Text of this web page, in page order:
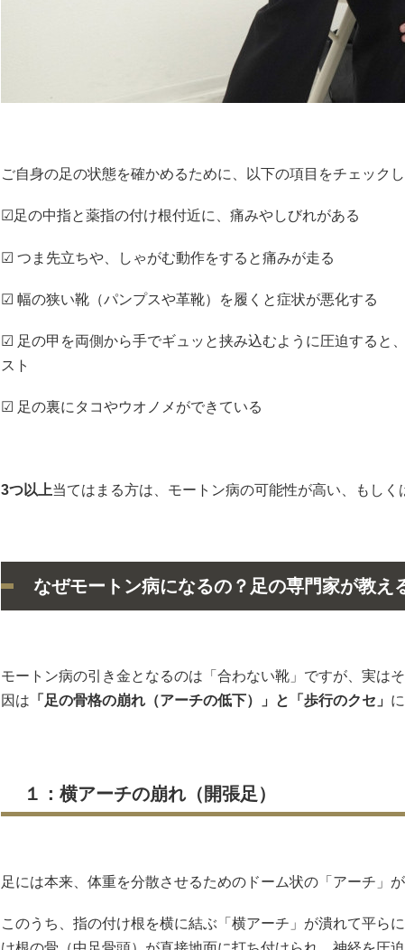
ご自身の足の状態を確かめるために、以下の項目をチェック
☑︎足の中指と薬指の付け根付近に、痛みやしびれがある
☑︎ つま先立ちや、しゃがむ動作をすると痛みが走る
☑︎ 幅の狭い靴（パンプスや革靴）を履くと症状が悪化する
☑︎ 足の甲を両側から手でギュッと挟み込むように圧迫すると
スト
☑︎ 足の裏にタコやウオノメができている
3つ以上当てはまる方は、モートン病の可能性が高い、もしく
なぜモートン病になるの？足の専門家が教え
モートン病の引き金となるのは「合わない靴」ですが、実は
因は 「足の骨格の崩れ（アーチの低下）」と「歩行のクセ」
１：横アーチの崩れ（開張足）
足には本来、体重を分散させるためのドーム状の「アーチ」
このうち、指の付け根を横に結ぶ「横アーチ」が潰れて平ら